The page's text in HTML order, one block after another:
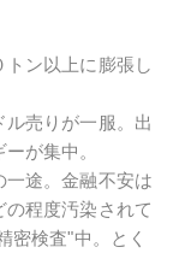
ン以上に膨張し
売りが一服。出
が集中。
途。金融不安は
程度汚染されて
密検査"中。とく